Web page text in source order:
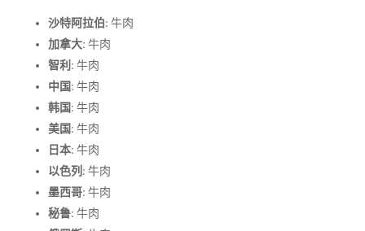
沙特阿拉伯: 牛肉
加拿大: 牛肉
智利 : 牛肉
中国: 牛肉
韩国: 牛肉
美国: 牛肉
日本: 牛肉
以色列 : 牛肉
墨西哥: 牛肉
秘鲁: 牛肉